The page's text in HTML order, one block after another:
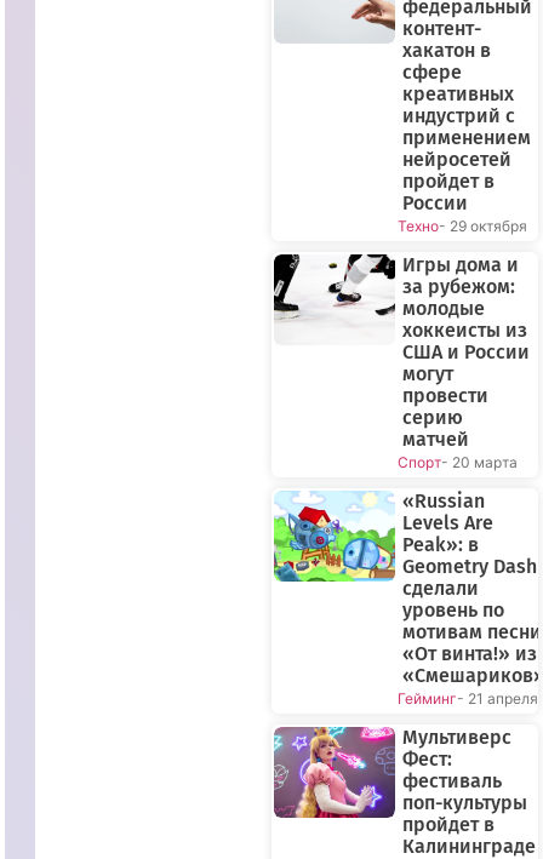
ПРЯМОЙ
ЭФИР
федеральный
контент-
хакатон в
сфере
креативных
индустрий с
применением
нейросетей
пройдет в
России
Техно- 29 октября
Игры дома и
за рубежом:
молодые
хоккеисты из
США и России
могут
провести
серию
матчей
Спорт- 20 марта
«Russian
Levels Are
Peak»: в
Geometry Dash
сделали
уровень по
мотивам песни
«От винта!» из
Гейминг- 21 апреля
Мультиверс
Фест:
фестиваль
поп-культуры
пройдет в
Калининграде